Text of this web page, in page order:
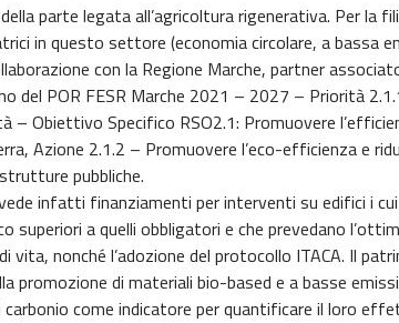
parte legata all’agricoltura rigenerativa. Per la
in questo settore (economia circolare, a bassa
con la Regione Marche, partner
del POR FESR Marche 2021 – 2027 – Priorità
– Obiettivo Specifico RSO2.1: Promuovere
Azione 2.1.2 – Promuovere l’eco-efficienza e
pubbliche.
infatti finanziamenti per interventi su edifici i
superiori a quelli obbligatori e che prevedano
vita, nonché l’adozione del protocollo ITACA. Il
promozione di materiali bio-based e a basse
come indicatore per quantificare il loro